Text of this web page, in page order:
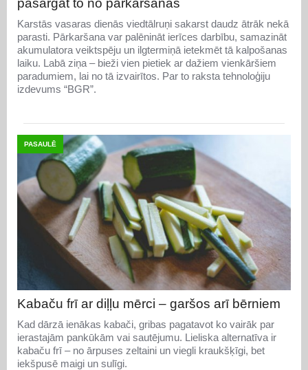
Karstās vasaras dienās viedtālruņi sakarst daudz ātrāk nekā
parasti. Pārkaršana var palēnināt ierīces darbību, samazināt
akumulatora veiktspēju un ilgtermiņā ietekmēt tā kalpošanas
laiku. Labā ziņa – bieži vien pietiek ar dažiem vienkāršiem
paradumiem, lai no tā izvairītos. Par to raksta tehnoloģiju
izdevums “BGR”.
PASAULĒ
Kabaču frī ar diļļu mērci – garšos arī bērniem
Kad dārzā ienākas kabači, gribas pagatavot ko vairāk par
ierastajām pankūkām vai sautējumu. Lieliska alternatīva ir
kabaču frī – no ārpuses zeltaini un viegli kraukšķīgi, bet
iekšpusē maigi un sulīgi.